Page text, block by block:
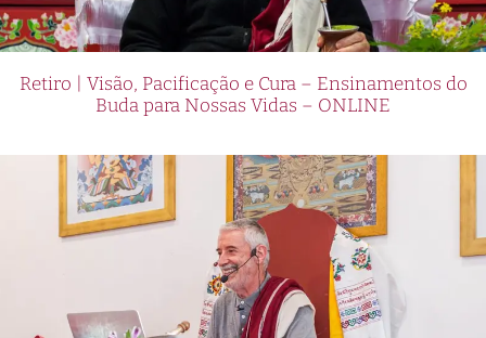
Retiro | Visão, Pacificação e Cura – Ensinamentos do
Buda para Nossas Vidas – ONLINE